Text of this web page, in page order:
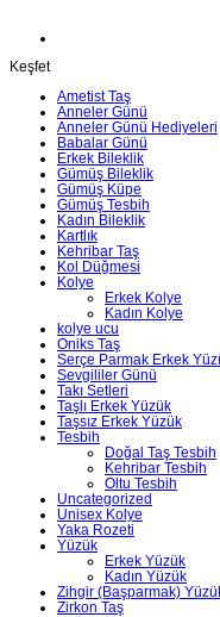
Keşfet
Ametist Taş
Anneler Günü
Anneler Günü Hediyeleri
Babalar Günü
Erkek Bileklik
Gümüş Bileklik
Gümüş Küpe
Gümüş Tesbih
Kadın Bileklik
Kartlık
Kehribar Taş
Kol Düğmesi
Kolye
Erkek Kolye
Kadın Kolye
kolye ucu
Oniks Taş
Serçe Parmak Erkek
Sevgililer Günü
Takı Setleri
Taşlı Erkek Yüzük
Taşsız Erkek Yüzük
Tesbih
Doğal Taş Tesbih
Kehribar Tesbih
Oltu Tesbih
Uncategorized
Unisex Kolye
Yaka Rozeti
Yüzük
Erkek Yüzük
Kadın Yüzük
Zihgir (Başparmak)
Zirkon Taş